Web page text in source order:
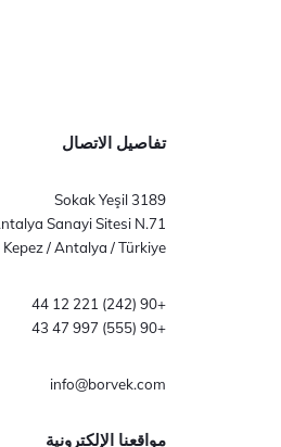
تفاصيل الاتصال
3189 Sokak Yeşil
Sanayi Sitesi N.71
Kepez / Antalya / Türkiye
+90 (242) 221 12 44
+90 (555) 997 47 43
info@borvek.com
مواقعنا الإلكترونية